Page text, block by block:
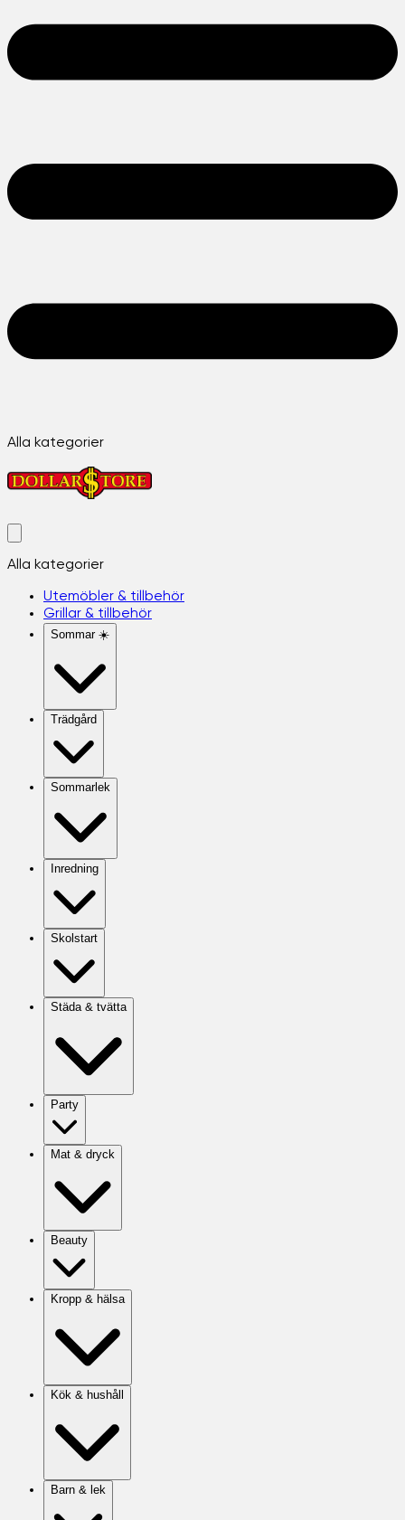
Alla kategorier
Alla kategorier
Utemöbler & tillbehör
Grillar & tillbehör
Sommar ☀️
Trädgård
Sommarlek
Inredning
Skolstart
Städa & tvätta
Party
Mat & dryck
Beauty
Kropp & hälsa
Kök & hushåll
Barn & lek